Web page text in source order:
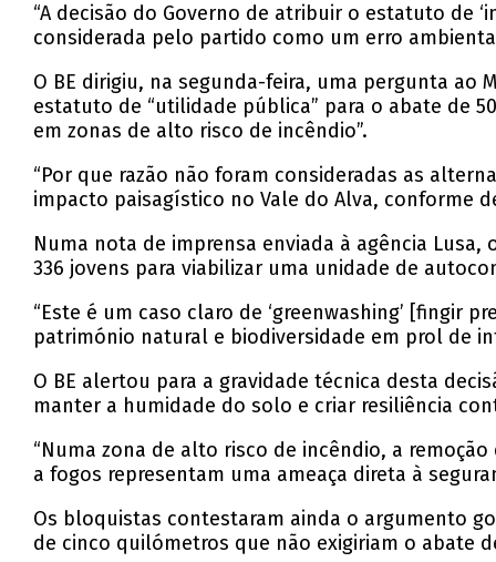
“A decisão do Governo de atribuir o estatuto de
considerada pelo partido como um erro
O BE dirigiu, na segunda-feira, uma pergunta ao
estatuto de “utilidade pública” para o abate de
em zonas de alto risco de incêndio”.
“Por que razão não foram consideradas as
impacto paisagístico no Vale do Alva, conforme
Numa nota de imprensa enviada à agência
336 jovens para viabilizar uma unidade de
“Este é um caso claro de ‘greenwashing’ [fingir
património natural e biodiversidade em prol de
O BE alertou para a gravidade técnica desta
manter a humidade do solo e criar resiliência
“Numa zona de alto risco de incêndio, a
a fogos representam uma ameaça direta à
Os bloquistas contestaram ainda o argumento
de cinco quilómetros que não exigiriam o abate